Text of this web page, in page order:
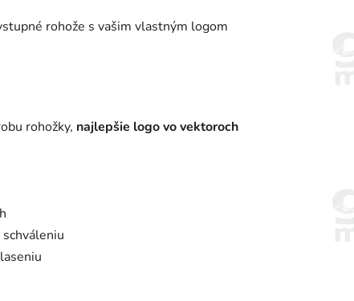
rohože s vašim vlastným logom
rohožky, najlepšie logo vo vektoroch